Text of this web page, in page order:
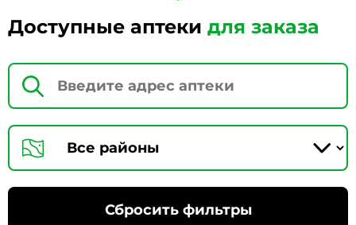
Доступные аптеки для заказа
Сбросить фильтры